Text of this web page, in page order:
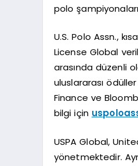
polo
U.S. Polo Assn.,
License Global
arasında düzenli
uluslararası
Finance ve
bilgi için
USPA Global,
yönetmektedir.